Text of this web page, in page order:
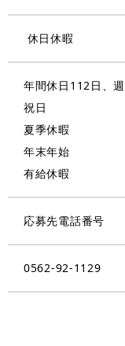
休日休暇
年間休日112日、
祝日
夏季休暇
年末年始
有給休暇
応募先電話番号
0562-92-1129